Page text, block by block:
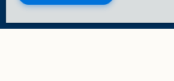
© 2026 JoHo Insurances
U kunt hier uw vragen stellen. U